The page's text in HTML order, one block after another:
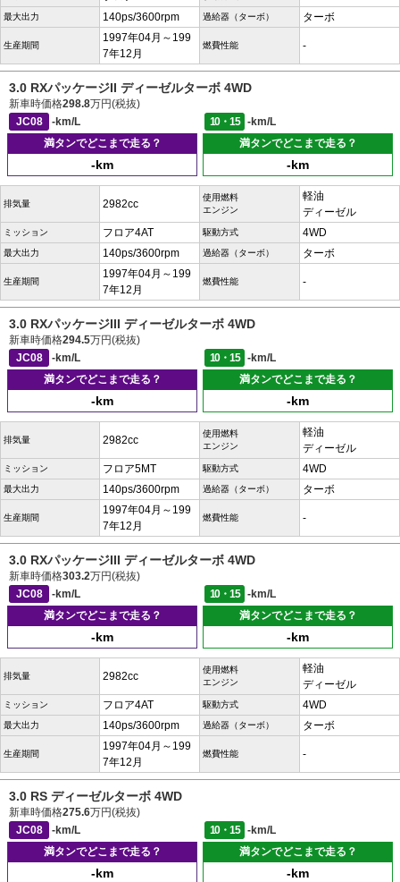
最大出力 140ps/3600rpm 過給器（ターボ） ターボ
生産期間
1997年04月～199
7年12月
燃費性能 -
3.0 RXパッケージII ディーゼルターボ 4WD
新車時価格298.8万円(税抜)
JC08
-km/L 10・15
-km/L
満タンでどこまで走る？
-km
満タンでどこまで走る？
-km
排気量 2982cc
使用燃料
エンジン
軽油
ディーゼル
ミッション フロア4AT 駆動方式 4WD
最大出力 140ps/3600rpm 過給器（ターボ） ターボ
生産期間
1997年04月～199
7年12月
燃費性能 -
3.0 RXパッケージIII ディーゼルターボ 4WD
新車時価格294.5万円(税抜)
JC08
-km/L 10・15
-km/L
満タンでどこまで走る？
-km
満タンでどこまで走る？
-km
排気量 2982cc
使用燃料
エンジン
軽油
ディーゼル
ミッション フロア5MT 駆動方式 4WD
最大出力 140ps/3600rpm 過給器（ターボ） ターボ
生産期間
1997年04月～199
7年12月
燃費性能 -
3.0 RXパッケージIII ディーゼルターボ 4WD
新車時価格303.2万円(税抜)
JC08
-km/L 10・15
-km/L
満タンでどこまで走る？
-km
満タンでどこまで走る？
-km
排気量 2982cc
使用燃料
エンジン
軽油
ディーゼル
ミッション フロア4AT 駆動方式 4WD
最大出力 140ps/3600rpm 過給器（ターボ） ターボ
生産期間
1997年04月～199
7年12月
燃費性能 -
3.0 RS ディーゼルターボ 4WD
新車時価格275.6万円(税抜)
JC08
-km/L 10・15
-km/L
満タンでどこまで走る？
-km
満タンでどこまで走る？
-km